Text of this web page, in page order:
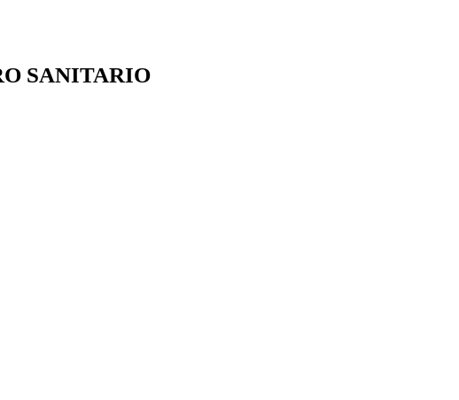
SANITARIO